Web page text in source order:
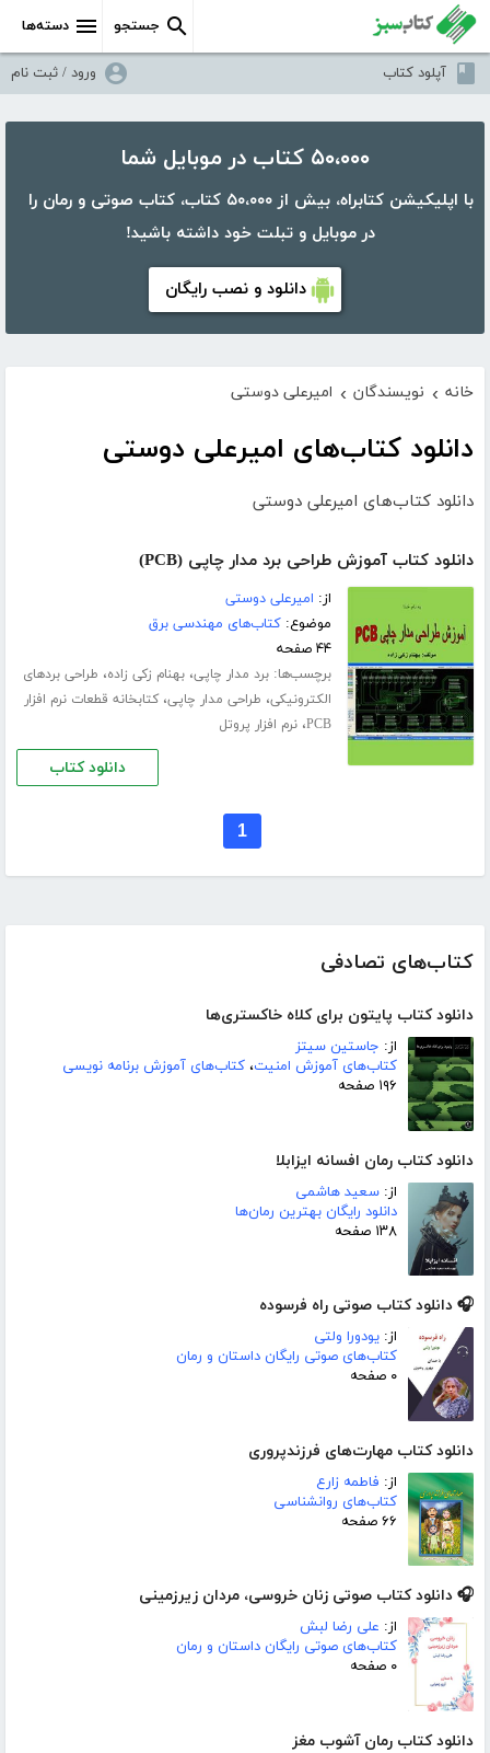
دسته‌ها جستجو
آپلود کتاب ورود / ثبت نام
۵۰،۰۰۰ کتاب در موبایل شما
با اپلیکیشن کتابراه، بیش از ۵۰،۰۰۰ کتاب، کتاب صوتی و رمان را
در موبایل و تبلت خود داشته باشید!
دانلود و نصب رایگان
کتاب‌های تصادفی
دانلود کتاب پایتون برای کلاه خاکستری‌ها
از: جاستین سیتز
کتاب‌های آموزش امنیت، کتاب‌های آموزش برنامه نویسی
۱۹۶ صفحه
دانلود کتاب رمان افسانه ایزابلا
از: سعید هاشمی
دانلود رایگان بهترین رمان‌ها
۱۳۸ صفحه
🎧 دانلود کتاب صوتی راه فرسوده
از: یودورا ولتی
کتاب‌های صوتی رایگان داستان و رمان
۰ صفحه
دانلود کتاب مهارت‌های فرزندپروری
از: فاطمه زارع
کتاب‌های روانشناسی
۶۶ صفحه
🎧 دانلود کتاب صوتی زنان خروسی، مردان زیرزمینی
از: علی رضا لبش
کتاب‌های صوتی رایگان داستان و رمان
۰ صفحه
دانلود کتاب رمان آشوب مغز
خانه › نویسندگان › امیرعلی دوستی
دانلود کتاب‌های امیرعلی دوستی
دانلود کتاب‌های امیرعلی دوستی
دانلود کتاب آموزش طراحی برد مدار چاپی (PCB)
از: امیرعلی دوستی
موضوع:کتاب‌های مهندسی برق
۴۴ صفحه
برچسب‌ها:برد مدار چاپی،بهنام زکی زاده، طراحی بردهای
الکترونیکی، طراحی مدار چاپی،کتابخانه قطعات نرم افزار
PCB،نرم افزار پروتل
دانلود کتاب
1